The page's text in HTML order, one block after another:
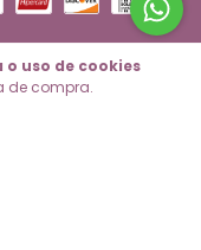
o uso de cookies
de compra.